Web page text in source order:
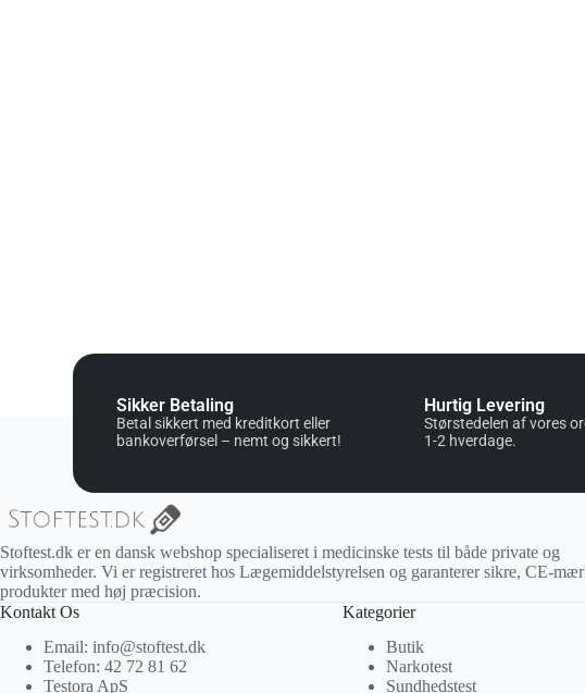
Sikker Betaling
Betal sikkert med kreditkort eller
bankoverførsel – nemt og sikkert!
Hurtig Levering
Størstedelen af vores
1-2 hverdage.
Stoftest.dk er en dansk webshop specialiseret i medicinske tests til både private og
virksomheder. Vi er registreret hos Lægemiddelstyrelsen og garanterer sikre, CE-
produkter med høj præcision.
Kontakt Os
Email: info@stoftest.dk
Telefon: 42 72 81 62
Testora ApS
Kategorier
Butik
Narkotest
Sundhedstest